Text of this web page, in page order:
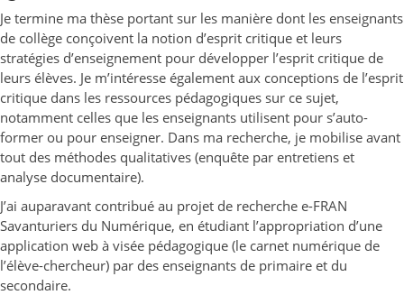
Je termine ma thèse portant sur les manière dont les enseignants
de collège conçoivent la notion d’esprit critique et leurs
stratégies d’enseignement pour développer l’esprit critique de
leurs élèves. Je m’intéresse également aux conceptions de l’esprit
critique dans les ressources pédagogiques sur ce sujet,
notamment celles que les enseignants utilisent pour s’auto-
former ou pour enseigner. Dans ma recherche, je mobilise avant
tout des méthodes qualitatives (enquête par entretiens et
analyse documentaire).
J’ai auparavant contribué au projet de recherche e-FRAN
Savanturiers du Numérique, en étudiant l’appropriation d’une
application web à visée pédagogique (le carnet numérique de
l’élève-chercheur) par des enseignants de primaire et du
secondaire.